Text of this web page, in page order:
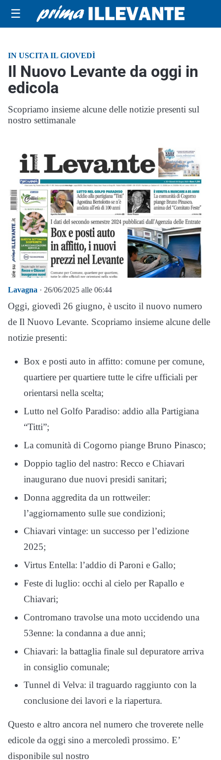
☰
IN USCITA IL GIOVEDÌ
Il Nuovo Levante da oggi in
edicola
Scopriamo insieme alcune delle notizie presenti sul
nostro settimanale
Lavagna · 26/06/2025 alle 06:44
Oggi, giovedì 26 giugno, è uscito il nuovo numero
de Il Nuovo Levante. Scopriamo insieme alcune delle
notizie presenti:
Box e posti auto in affitto: comune per comune,
quartiere per quartiere tutte le cifre ufficiali per
orientarsi nella scelta;
Lutto nel Golfo Paradiso: addio alla Partigiana
“Titti”;
La comunità di Cogorno piange Bruno Pinasco;
Doppio taglio del nastro: Recco e Chiavari
inaugurano due nuovi presidi sanitari;
Donna aggredita da un rottweiler:
l’aggiornamento sulle sue condizioni;
Chiavari vintage: un successo per l’edizione
2025;
Virtus Entella: l’addio di Paroni e Gallo;
Feste di luglio: occhi al cielo per Rapallo e
Chiavari;
Contromano travolse una moto uccidendo una
53enne: la condanna a due anni;
Chiavari: la battaglia finale sul depuratore arriva
in consiglio comunale;
Tunnel di Velva: il traguardo raggiunto con la
conclusione dei lavori e la riapertura.
Questo e altro ancora nel numero che troverete nelle
edicole da oggi sino a mercoledì prossimo. E’
disponibile sul nostro